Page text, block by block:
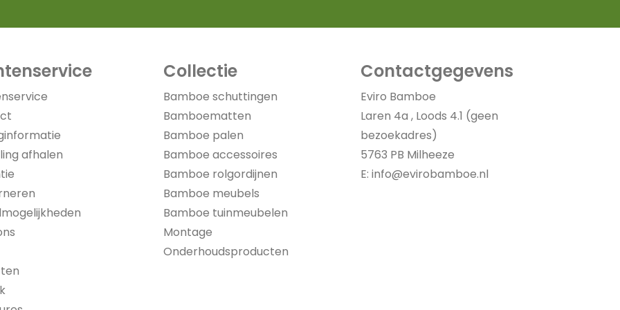
afhalen
Collectie
Bamboe schuttingen
Bamboematten
Bamboe palen
Bamboe accessoires
Bamboe rolgordijnen
Bamboe meubels
Bamboe tuinmeubelen
Montage
Onderhoudsproducten
Contactgegevens
Eviro Bamboe
Laren 4a , Loods 4.1 (geen
bezoekadres)
5763 PB Milheeze
E: info@evirobamboe.nl